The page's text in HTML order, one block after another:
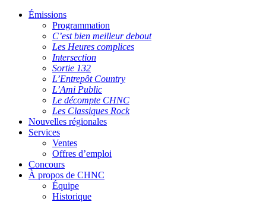
Émissions
Programmation
C’est bien meilleur debout
Les Heures complices
Intersection
Sortie 132
L’Entrepôt Country
L’Ami Public
Le décompte CHNC
Les Classiques Rock
Nouvelles régionales
Services
Ventes
Offres d’emploi
Concours
À propos de CHNC
Équipe
Historique